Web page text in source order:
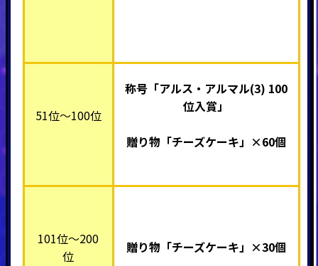
51位～100位
称号「アルス・アルマル(3) 100
位入賞」
贈り物「チーズケーキ」×60個
101位～200
位
贈り物「チーズケーキ」×30個